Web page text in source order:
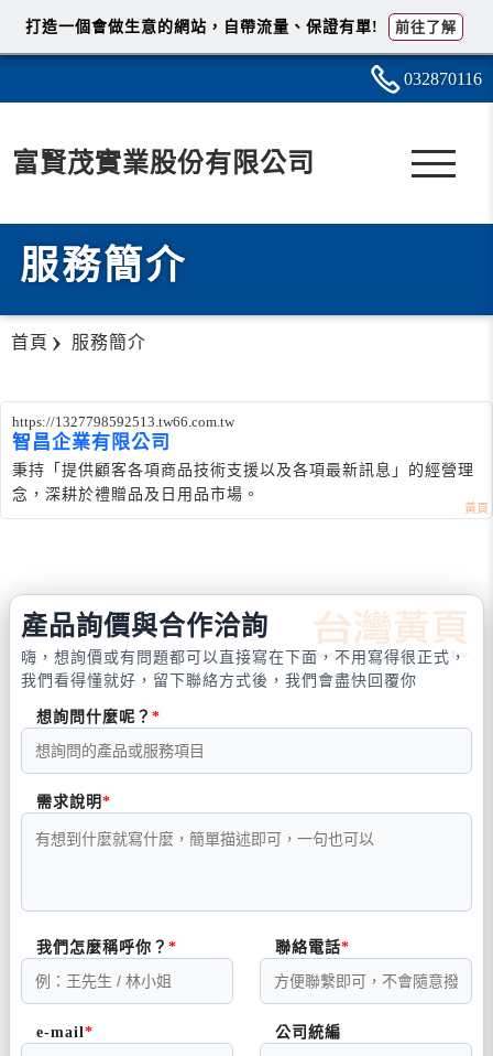
032870116
富賢茂實業股份有限公司
服務簡介
首頁 服務簡介
https://1327798592513.tw66.com.tw
智昌企業有限公司
秉持「提供顧客各項商品技術支援以及各項最新訊息」的經營理
念，深耕於禮贈品及日用品市場。
產品詢價與合作洽詢
嗨，想詢價或有問題都可以直接寫在下面，不用寫得很正式，
我們看得懂就好，留下聯絡方式後，我們會盡快回覆你
想詢問什麼呢？
需求說明
我們怎麼稱呼你？ 聯絡電話
e-mail 公司統編
打造一個會做生意的網站，自帶流量、保證有單! 前往了解